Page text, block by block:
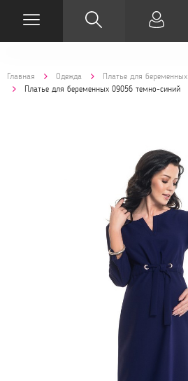
Главная Одежда
Платье для беременных
Платье для беременных 09056 темно-синий